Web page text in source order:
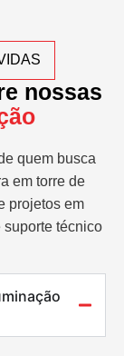
nossas
quem busca
em torre de
projetos em
técnico